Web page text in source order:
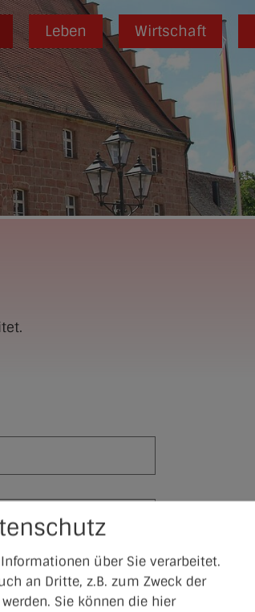
Leben Wirtschaft
über Sie verarbeitet.
an Dritte, z.B. zum Zweck der
Sie können die hier